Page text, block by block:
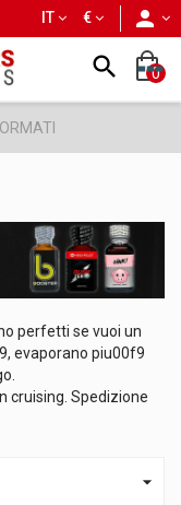
€
IT
 0
perfetti se vuoi un
evaporano piu00f9
cruising. Spedizione
